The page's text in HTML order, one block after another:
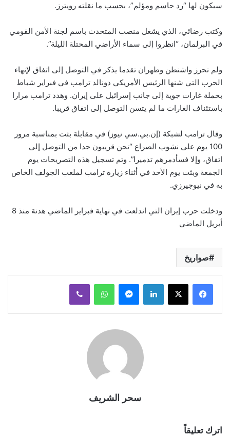
سيكون لها “رد حاسم ومؤلم”، بحسب ما نقلته رويترز.
وكتب رضائي، الذي يشغل منصب المتحدث باسم لجنة الأمن القومي
في البرلمان، “انظروا إلى سماء الأراضي المحتلة الليلة”.
ولم تحرز واشنطن وطهران تقدما يذكر في التوصل إلى اتفاق لإنهاء
الحرب التي شنها الرئيس الأمريكي دونالد ترامب في فبراير شباط
بحملة غارات جوية إلى جانب إسرائيل على إيران. وهدد ترامب مرارا
باستئناف الغارات ما لم يتسن التوصل إلى اتفاق قريبا.
وقال ترامب لشبكة (إن.بي.سي نيوز) في مقابلة بثت بمناسبة مرور
100 يوم على نشوب الصراع “نحن قريبون جدا من التوصل إلى
اتفاق، وإلا فسأدمرهم تدميرا”. وتم تسجيل هذه التصريحات يوم
الجمعة وبثت يوم الأحد في أثناء زيارة ترامب لملعب الجولف الخاص
به في نيوجيرزي.
ودخلت حرب إيران التي اندلعت في نهاية فبراير الماضي هدنة منذ 8
أبريل الماضي
صواريخ
لينكدإن ماسنجر واتساب ڤايبر
سحر الشريف
اترك تعليقاً